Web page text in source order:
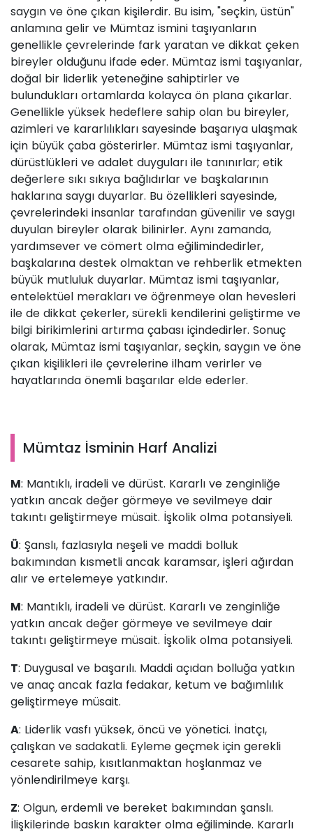
saygın ve öne çıkan kişilerdir. Bu isim, "seçkin, üstün"
anlamına gelir ve Mümtaz ismini taşıyanların
genellikle çevrelerinde fark yaratan ve dikkat çeken
bireyler olduğunu ifade eder. Mümtaz ismi taşıyanlar,
doğal bir liderlik yeteneğine sahiptirler ve
bulundukları ortamlarda kolayca ön plana çıkarlar.
Genellikle yüksek hedeflere sahip olan bu bireyler,
azimleri ve kararlılıkları sayesinde başarıya ulaşmak
için büyük çaba gösterirler. Mümtaz ismi taşıyanlar,
dürüstlükleri ve adalet duyguları ile tanınırlar; etik
değerlere sıkı sıkıya bağlıdırlar ve başkalarının
haklarına saygı duyarlar. Bu özellikleri sayesinde,
çevrelerindeki insanlar tarafından güvenilir ve saygı
duyulan bireyler olarak bilinirler. Aynı zamanda,
yardımsever ve cömert olma eğilimindedirler,
başkalarına destek olmaktan ve rehberlik etmekten
büyük mutluluk duyarlar. Mümtaz ismi taşıyanlar,
entelektüel merakları ve öğrenmeye olan hevesleri
ile de dikkat çekerler, sürekli kendilerini geliştirme ve
bilgi birikimlerini artırma çabası içindedirler. Sonuç
olarak, Mümtaz ismi taşıyanlar, seçkin, saygın ve öne
çıkan kişilikleri ile çevrelerine ilham verirler ve
hayatlarında önemli başarılar elde ederler.
Mümtaz İsminin Harf Analizi
M: Mantıklı, iradeli ve dürüst. Kararlı ve zenginliğe
yatkın ancak değer görmeye ve sevilmeye dair
takıntı geliştirmeye müsait. İşkolik olma potansiyeli.
Ü: Şanslı, fazlasıyla neşeli ve maddi bolluk
bakımından kısmetli ancak karamsar, işleri ağırdan
alır ve ertelemeye yatkındır.
M: Mantıklı, iradeli ve dürüst. Kararlı ve zenginliğe
yatkın ancak değer görmeye ve sevilmeye dair
takıntı geliştirmeye müsait. İşkolik olma potansiyeli.
T: Duygusal ve başarılı. Maddi açıdan bolluğa yatkın
ve anaç ancak fazla fedakar, ketum ve bağımlılık
geliştirmeye müsait.
A: Liderlik vasfı yüksek, öncü ve yönetici. İnatçı,
çalışkan ve sadakatli. Eyleme geçmek için gerekli
cesarete sahip, kısıtlanmaktan hoşlanmaz ve
yönlendirilmeye karşı.
Z: Olgun, erdemli ve bereket bakımından şanslı.
İlişkilerinde baskın karakter olma eğiliminde. Kararlı